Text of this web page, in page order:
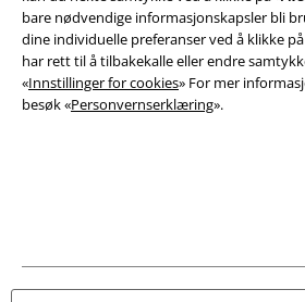
bare nødvendige informasjonskapsler bli
dine individuelle preferanser ved å klikke på
har rett til å tilbakekalle eller endre
«Innstillinger for cookies» For mer
besøk «Personvernserklæring».
Angre bestilling
Alle priser inkluderer moms og skatt.Frakt
EMP International